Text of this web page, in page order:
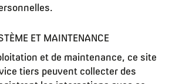
ET MAINTENANCE
et de maintenance, ce site
tiers peuvent collecter des